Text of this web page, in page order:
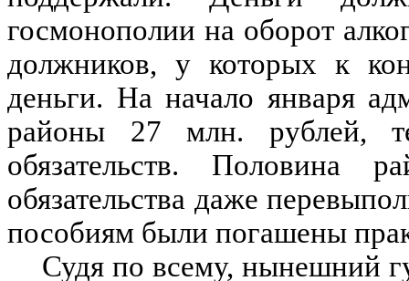
госмонополии на оборот
должников, у которых к
деньги. На начало января
районы 27 млн. рублей,
обязательств. Половина
обязательства даже
пособиям были погашены
Судя по всему, нынешний